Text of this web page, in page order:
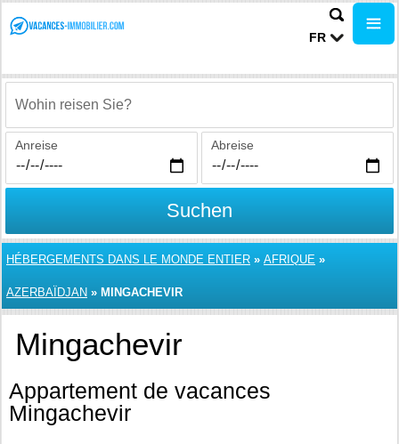
FR
Wohin reisen Sie?
Anreise Abreise
Suchen
HÉBERGEMENTS DANS LE MONDE ENTIER » AFRIQUE »
AZERBAÏDJAN » MINGACHEVIR
Mingachevir
Appartement de vacances
Mingachevir